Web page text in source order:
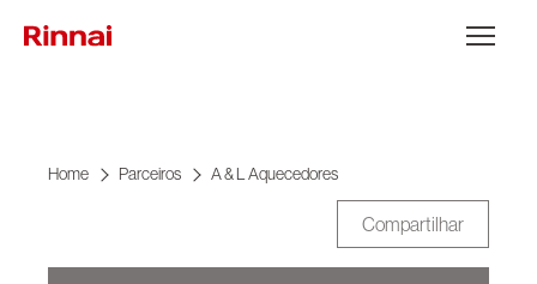
Abrir Menu
Home Parceiros A & L Aquecedores
Compartilhar